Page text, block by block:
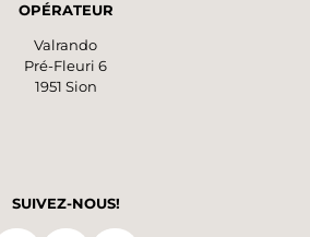
OPÉRATEUR
Valrando
Pré-Fleuri 6
1951 Sion
SUIVEZ-NOUS!